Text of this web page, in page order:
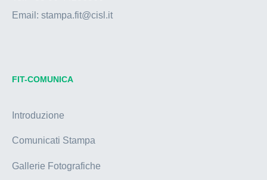
Email: stampa.fit@cisl.it
FIT-COMUNICA
Introduzione
Comunicati Stampa
Gallerie Fotografiche